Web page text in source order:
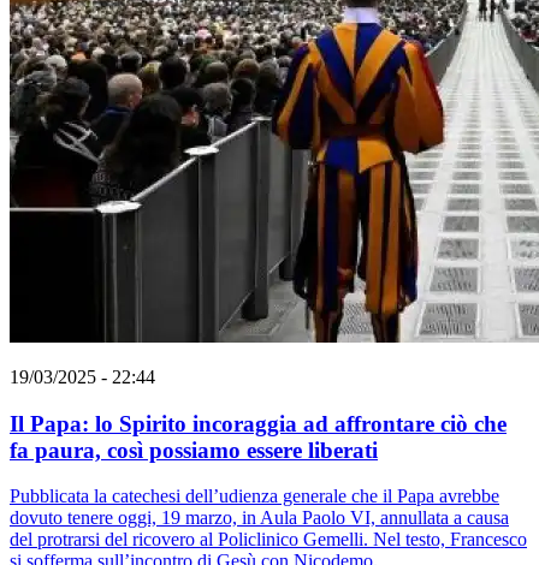
19/03/2025 - 22:44
Il Papa: lo Spirito incoraggia ad affrontare ciò che
fa paura, così possiamo essere liberati
Pubblicata la catechesi dell’udienza generale che il Papa avrebbe
dovuto tenere oggi, 19 marzo, in Aula Paolo VI, annullata a causa
del protrarsi del ricovero al Policlinico Gemelli. Nel testo, Francesco